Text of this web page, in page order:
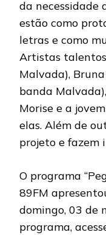
da necessidade
estão como
letras e como
Artistas
Malvada),
banda
Morise e a
elas. Além de
projeto e fazem
O programa
89FM
domingo, 03 de
programa,